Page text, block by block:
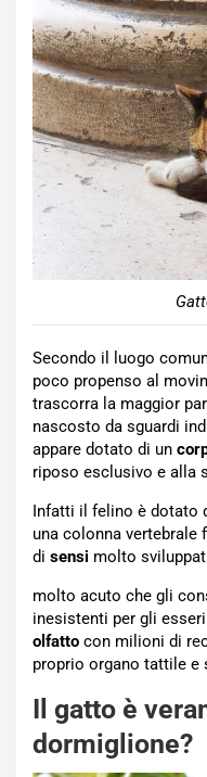
Secondo il luogo
poco propenso al
trascorra la maggior
nascosto da sguardi
appare dotato di un
riposo esclusivo e alla
Infatti il felino è dotato
una colonna
di sensi molto
molto acuto che gli
inesistenti per gli
olfatto con milioni di
proprio organo tattile e
Il gatto è
dormiglione?